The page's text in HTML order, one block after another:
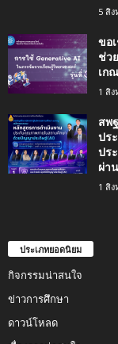
5 สิง
ขอ
ช่ว
เก
1 สิง
สพ
ปร
ปร
ผ่า
1 สิง
ประเภทยอดนิยม
กิจกรรมน่าสนใจ
ข่าวการศึกษา
ดาวน์โหลด